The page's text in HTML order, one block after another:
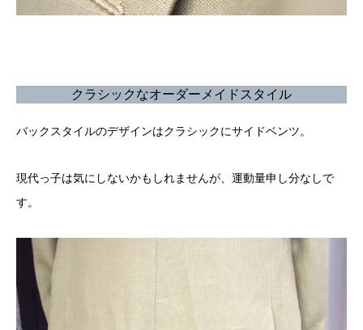
クラシックなオーダーメイドスタイル
バックスタイルのデザインはクラシックにサイドベンツ。
現代っ子は気にしないかもしれませんが、運動量申し分なしで
す。